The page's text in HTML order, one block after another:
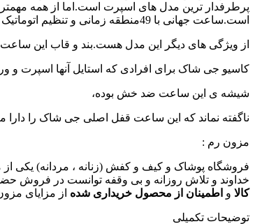
پرطرفدار ترین مدل های اسپرت است.اما از همه
است.ساعت جهانی با 49منطقه زمانی و تنظیم اتوماتیک ساعت جهانی
از ویژگی های دیگر این مدل هست.بند و قاب این
کاسیو جی شاک برای افرادی که استایل آنها اسپرت و
شیشه ی این ساعت ضد خش بوده،
ناگفته نماند که این ساعت قفل اصلی جی شاک را دارا
مزون رم :
فروشگاه پوشاک و کیف و کفش (زنانه ، مردانه) یکی از
خداوند و تلاش روزانه و بی وقفه توانست در فروش
کالا و اطمینان از محصول خریداری شده از مزایای
توضیحات تکمیلی